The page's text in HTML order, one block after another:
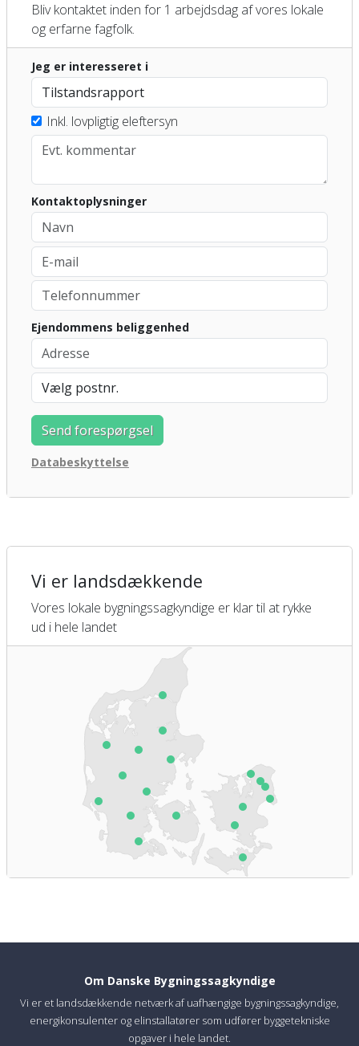
Bliv kontaktet inden for 1 arbejdsdag af vores lokale
og erfarne fagfolk.
Jeg er interesseret i
Inkl. lovpligtig eleftersyn
Kontaktoplysninger
Ejendommens beliggenhed
Databeskyttelse
Vi er landsdækkende
Vores lokale bygningssagkyndige er klar til at rykke
ud i hele landet
Om Danske Bygningssagkyndige
Vi er et landsdækkende netværk af uafhængige bygningssagkyndige,
energikonsulenter og elinstallatører som udfører byggetekniske
opgaver i hele landet.